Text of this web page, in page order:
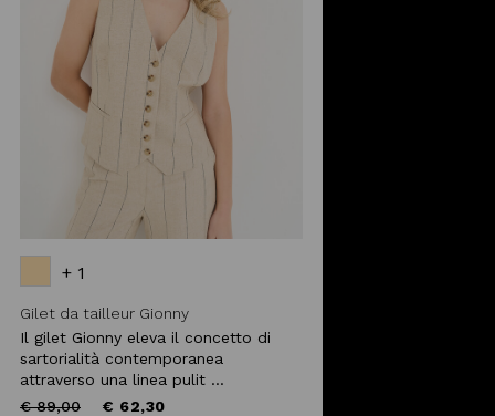
+ 1
Gilet da tailleur Gionny
Il gilet Gionny eleva il concetto di
sartorialità contemporanea
attraverso una linea pulit ...
Price
€ 89,00to € 62,30